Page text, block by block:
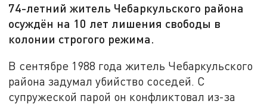
74-летний житель Чебаркульского района
осуждён на 10 лет лишения свободы в
колонии строгого режима.
В сентябре 1988 года житель Чебаркульского
района задумал убийство соседей. С
супружеской парой он конфликтовал из-за